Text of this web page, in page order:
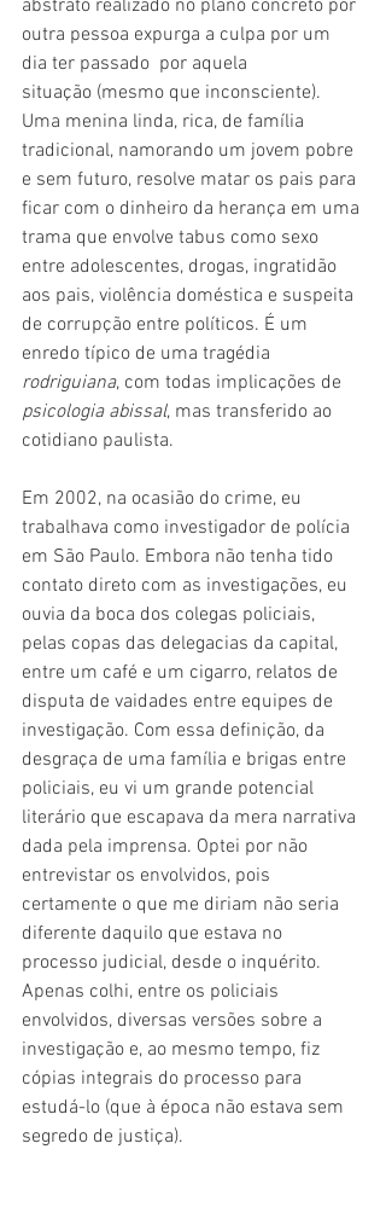
abstrato realizado no plano concreto por
outra pessoa expurga a culpa por um
dia ter passado  por aquela
situação (mesmo que inconsciente).
Uma menina linda, rica, de família
tradicional, namorando um jovem pobre
e sem futuro, resolve matar os pais para
ficar com o dinheiro da herança em uma
trama que envolve tabus como sexo
entre adolescentes, drogas, ingratidão
aos pais, violência doméstica e suspeita
de corrupção entre políticos. É um
enredo típico de uma tragédia
rodriguiana, com todas implicações de
psicologia abissal, mas transferido ao
cotidiano paulista.
Em 2002, na ocasião do crime, eu
trabalhava como investigador de polícia
em São Paulo. Embora não tenha tido
contato direto com as investigações, eu
ouvia da boca dos colegas policiais,
pelas copas das delegacias da capital,
entre um café e um cigarro, relatos de
disputa de vaidades entre equipes de
investigação. Com essa definição, da
desgraça de uma família e brigas entre
policiais, eu vi um grande potencial
literário que escapava da mera narrativa
dada pela imprensa. Optei por não
entrevistar os envolvidos, pois
certamente o que me diriam não seria
diferente daquilo que estava no
processo judicial, desde o inquérito.
Apenas colhi, entre os policiais
envolvidos, diversas versões sobre a
investigação e, ao mesmo tempo, fiz
cópias integrais do processo para
estudá-lo (que à época não estava sem
segredo de justiça).